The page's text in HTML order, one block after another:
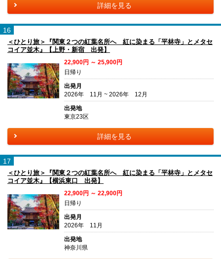
詳細を見る
16
＜ひとり旅＞『関東２つの紅葉名所へ 紅に染まる「平林寺」とメタセ
コイア並木』【上野・新宿 出発】
22,900円 ～ 25,900円
日帰り
出発月
2026年 11月 ~ 2026年 12月
出発地
東京23区
詳細を見る
17
＜ひとり旅＞『関東２つの紅葉名所へ 紅に染まる「平林寺」とメタセ
コイア並木』【横浜東口 出発】
22,900円 ～ 22,900円
日帰り
出発月
2026年 11月
出発地
神奈川県